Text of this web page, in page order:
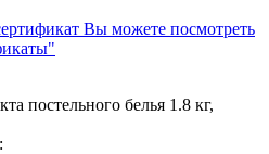
Вы можете посмотреть
постельного белья 1.8 кг,